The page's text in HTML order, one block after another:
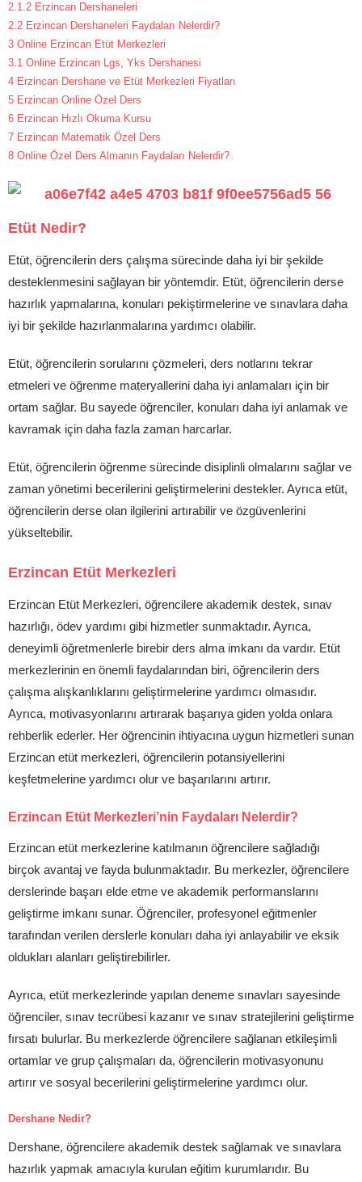
2.1.2 Erzincan Dershaneleri
2.2 Erzincan Dershaneleri Faydaları Nelerdir?
3 Online Erzincan Etüt Merkezleri
3.1 Online Erzincan Lgs, Yks Dershanesi
4 Erzincan Dershane ve Etüt Merkezleri Fiyatları
5 Erzincan Online Özel Ders
6 Erzincan Hızlı Okuma Kursu
7 Erzincan Matematik Özel Ders
8 Online Özel Ders Almanın Faydaları Nelerdir?
Etüt Nedir?
Etüt, öğrencilerin ders çalışma sürecinde daha iyi bir şekilde
desteklenmesini sağlayan bir yöntemdir. Etüt, öğrencilerin derse
hazırlık yapmalarına, konuları pekiştirmelerine ve sınavlara daha
iyi bir şekilde hazırlanmalarına yardımcı olabilir.
Etüt, öğrencilerin sorularını çözmeleri, ders notlarını tekrar
etmeleri ve öğrenme materyallerini daha iyi anlamaları için bir
ortam sağlar. Bu sayede öğrenciler, konuları daha iyi anlamak ve
kavramak için daha fazla zaman harcarlar.
Etüt, öğrencilerin öğrenme sürecinde disiplinli olmalarını sağlar ve
zaman yönetimi becerilerini geliştirmelerini destekler. Ayrıca etüt,
öğrencilerin derse olan ilgilerini artırabilir ve özgüvenlerini
yükseltebilir.
Erzincan Etüt Merkezleri
Erzincan Etüt Merkezleri, öğrencilere akademik destek, sınav
hazırlığı, ödev yardımı gibi hizmetler sunmaktadır. Ayrıca,
deneyimli öğretmenlerle birebir ders alma imkanı da vardır. Etüt
merkezlerinin en önemli faydalarından biri, öğrencilerin ders
çalışma alışkanlıklarını geliştirmelerine yardımcı olmasıdır.
Ayrıca, motivasyonlarını artırarak başarıya giden yolda onlara
rehberlik ederler. Her öğrencinin ihtiyacına uygun hizmetleri sunan
Erzincan etüt merkezleri, öğrencilerin potansiyellerini
keşfetmelerine yardımcı olur ve başarılarını artırır.
Erzincan Etüt Merkezleri’nin Faydaları Nelerdir?
Erzincan etüt merkezlerine katılmanın öğrencilere sağladığı
birçok avantaj ve fayda bulunmaktadır. Bu merkezler, öğrencilere
derslerinde başarı elde etme ve akademik performanslarını
geliştirme imkanı sunar. Öğrenciler, profesyonel eğitmenler
tarafından verilen derslerle konuları daha iyi anlayabilir ve eksik
oldukları alanları geliştirebilirler.
Ayrıca, etüt merkezlerinde yapılan deneme sınavları sayesinde
öğrenciler, sınav tecrübesi kazanır ve sınav stratejilerini geliştirme
fırsatı bulurlar. Bu merkezlerde öğrencilere sağlanan etkileşimli
ortamlar ve grup çalışmaları da, öğrencilerin motivasyonunu
artırır ve sosyal becerilerini geliştirmelerine yardımcı olur.
Dershane Nedir?
Dershane, öğrencilere akademik destek sağlamak ve sınavlara
hazırlık yapmak amacıyla kurulan eğitim kurumlarıdır. Bu